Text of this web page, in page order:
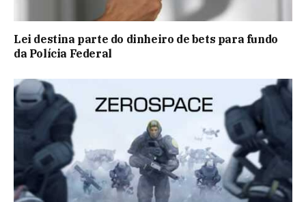
Lei destina parte do dinheiro de bets para fundo
da Polícia Federal